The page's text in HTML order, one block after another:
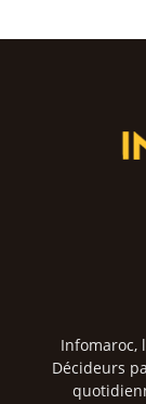
Infomaroc,
Décideurs